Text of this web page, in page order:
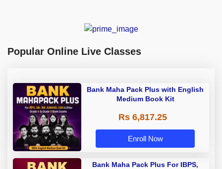
Popular Online Live Classes
Bank Maha Pack Plus with English
Medium Book Kit
Rs 6,817.25
Enroll Now
Bank Maha Pack Plus For IBPS,